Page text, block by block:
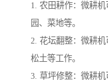
1. 农田耕作：微耕
园、菜地等。
2. 花坛翻整：微耕机
松土等工作。
3. 草坪修整：微耕